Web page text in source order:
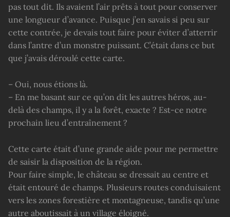
pas tout dit. Ils avaient l’air prêts à tout pour conserver
une longueur d’avance. Puisque j’en savais si peu sur
cette contrée, je devais tout faire pour éviter d’atterrir
dans l’antre d’un monstre puissant. C’était dans ce but
que j’avais déroulé cette carte.
– Oui, nous étions là.
– En me basant sur ce qu’on dit les autres héros, au-
delà des champs, il y a la forêt, exacte ? Est-ce notre
prochain lieu d’entraînement ?
Cette carte était d’une grande aide pour me permettre
de saisir la disposition de la région.
Pour faire simple, le château se dressait au centre et
était entouré de champs. Plusieurs routes conduisaient
vers les zones forestière et montagneuse, tandis qu’une
autre aboutissait à un village éloigné.